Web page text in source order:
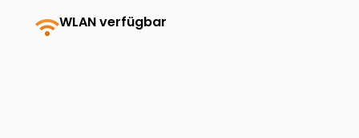
wifiWLAN verfügbar